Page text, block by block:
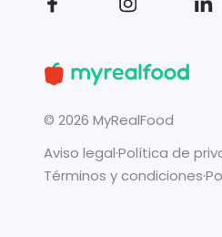
© 2026 MyRealFood
Aviso legal·Política de
Términos y condiciones·